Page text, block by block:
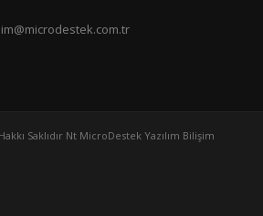
Saklıdır Nt MicroDestek Yazılım Bilişim